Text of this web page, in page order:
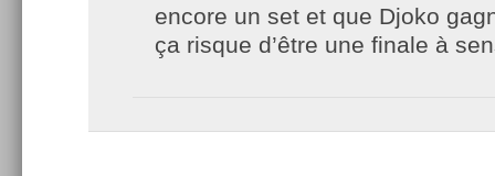
encore un set et que Djoko
ça risque d’être une finale à